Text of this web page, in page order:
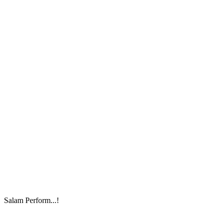
Salam Perform...!